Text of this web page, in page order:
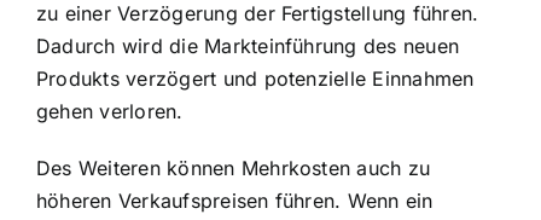
zu einer Verzögerung der Fertigstellung führen.
Dadurch wird die Markteinführung des neuen
Produkts verzögert und potenzielle Einnahmen
gehen verloren.
Des Weiteren können Mehrkosten auch zu
höheren Verkaufspreisen führen. Wenn ein